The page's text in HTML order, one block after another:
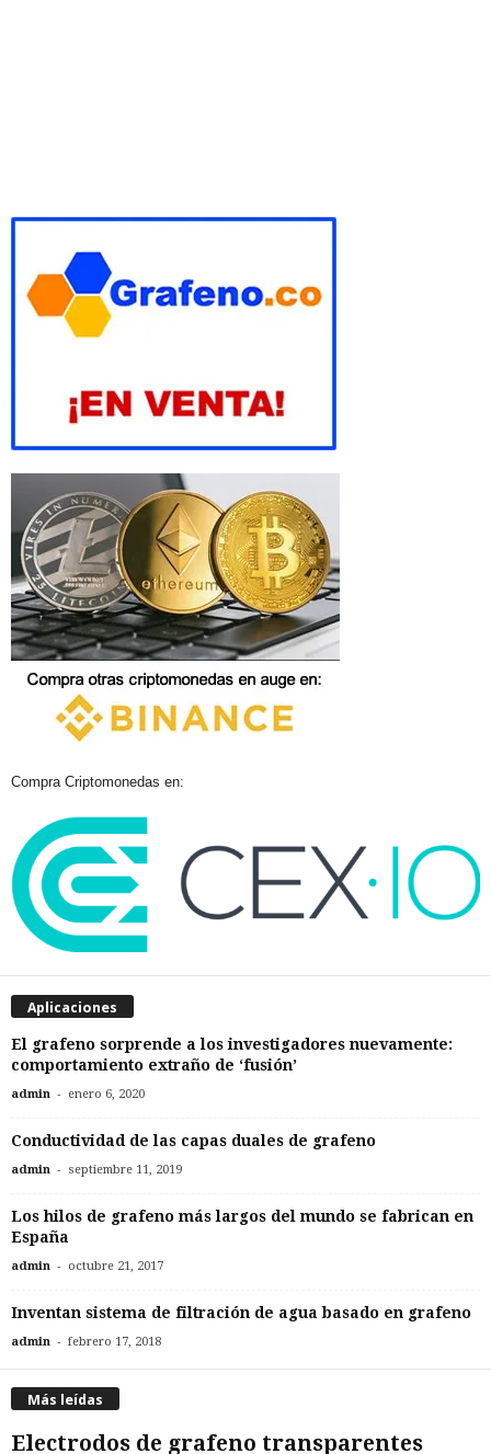
Compra Criptomonedas en:
Aplicaciones
El grafeno sorprende a los investigadores nuevamente:
comportamiento extraño de ‘fusión’
admin - enero 6, 2020
Conductividad de las capas duales de grafeno
admin - septiembre 11, 2019
Los hilos de grafeno más largos del mundo se fabrican en
España
admin - octubre 21, 2017
Inventan sistema de filtración de agua basado en grafeno
admin - febrero 17, 2018
Más leídas
Electrodos de grafeno transparentes